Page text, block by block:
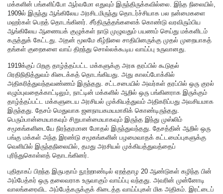
மக்களின் பங்களிப்போ ஆர்வமோ எதுவும் இருந்திருக்கவில்லை. இந்த நிலையில்,
1909ல் இருந்து ஆங்கிலேய அரசிடமிருந்து தொடர்ச்சியாக பல நன்மைகளை
மஹர்கள் பெறத் தொடங்கினர். சீர்திருத்தங்களைக் கொண்டு வரவிரும்பிய
ஆங்கிலேய ஆணையக் குழுக்கள் நாடு முழுவதும் பயணம் செய்து மக்களிடம்
கருத்துக் கேட்டது. அதன் மூலமே கீழ்நிலை சாதியினருக்கு முதல் முறையாகத்
தங்கள் குறைகளை வாய் திறந்து சொல்லக்கூடிய வாய்ப்பு உருவானது.
1919க்குப் பிறகு தாழ்த்தப்பட்ட மக்களுக்கு அரசு தரப்பில் கூடுதல்
பிரதிநிதித்துவம் கிடைக்கத் தொடங்கியது. அது காலப்போக்கில்
அதிகரித்துவந்தவண்ணம் இருந்தது. சட்டசபையில் அவர்கள் தரப்பில் ஒரு குரல்
எழும்புவதைக்காட்டிலும், நாட்டின் மக்களில் ஆறில் ஒரு பங்கினராக இருக்கும்
தாழ்த்தப்பட்ட மக்களுடைய அரசியல் முக்கியத்துவம் அதிகரிப்பது அவசியமாக
இருந்தது. தேசம் மெதுவாக ஜனநாயகமயமாகிக் கொண்டிருந்தது.
பெரும்பான்மையாகவும் சிறுபான்மையாகவும் இருந்த இந்து முஸ்லிம்
சமூகங்களிடையே நிரந்தரமான மோதல் இருந்துவந்தது. தேசத்தின் ஆறில் ஒரு
பங்கு மக்கள் அந்த இரண்டு சமூகங்களின் பழமைவாதக் கட்டமைப்புகளுக்கு
வெளியில் இருந்தநிலையில், தமது அரசியல் முக்கியத்துவத்தைப்
புரிந்துகொள்ளத் தொடங்கினர்.
புதிதாகப் பிறந்த இருபதாம் நூற்றாண்டில் ஏறத்தாழ 20 ஆண்டுகள் கழிந்த பின்
அம்பேத்கர் ஒரு தலைவராக உருவாகும் வாய்ப்பு வந்தது. அவரின் முன்னோடி
வாலங்கரைவிட அம்பேத்கருக்குக் கிடைத்த வாய்ப்புகள் மிக அதிகம். இரட்டைப்